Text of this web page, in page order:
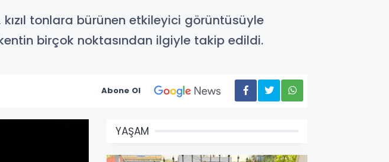
tonlara bürünen etkileyici görüntüsüyle
birçok noktasından ilgiyle takip edildi.
Abone Ol
YAŞAM